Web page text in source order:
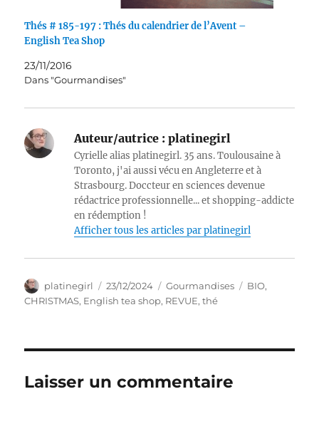
Thés # 185-197 : Thés du calendrier de l’Avent –
English Tea Shop
23/11/2016
Dans "Gourmandises"
Auteur/autrice : platinegirl
Cyrielle alias platinegirl. 35 ans. Toulousaine à
Toronto, j'ai aussi vécu en Angleterre et à
Strasbourg. Doccteur en sciences devenue
rédactrice professionnelle... et shopping-addicte
en rédemption !
Afficher tous les articles par platinegirl
Auteur
platinegirl
Publié
le
23/12/2024 Catégories
Gourmandises Étiquettes
BIO,
CHRISTMAS, English tea shop, REVUE,thé
Laisser un commentaire